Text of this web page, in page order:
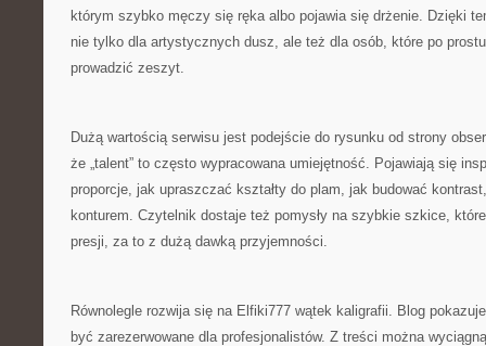
którym szybko męczy się ręka albo pojawia się drżenie. Dzięki
nie tylko dla artystycznych dusz, ale też dla osób, które po
prowadzić zeszyt.
Dużą wartością serwisu jest podejście do rysunku od strony
że „talent” to często wypracowana umiejętność. Pojawiają się
proporcje, jak upraszczać kształty do plam, jak budować
konturem. Czytelnik dostaje też pomysły na szybkie szkice,
presji, za to z dużą dawką przyjemności.
Równolegle rozwija się na Elfiki777 wątek kaligrafii. Blog
być zarezerwowane dla profesjonalistów. Z treści można